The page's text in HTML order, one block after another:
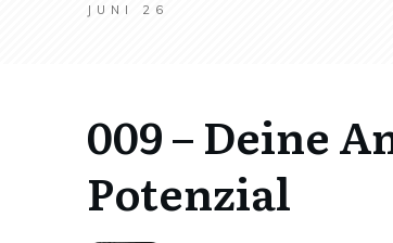
JUNI 26
009 – Deine
Potenzial